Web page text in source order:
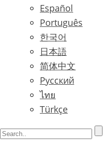
Español
Português
한국어
日本語
简体中文
Русский
ไทย
Türkçe